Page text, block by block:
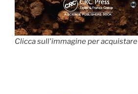
Clicca sull'immagine per acquistare